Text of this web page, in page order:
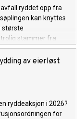
avfall ryddet opp fra
kan knyttes
største
trolig stammer fra
av eierløst
ryddeaksjon i 2026?
for